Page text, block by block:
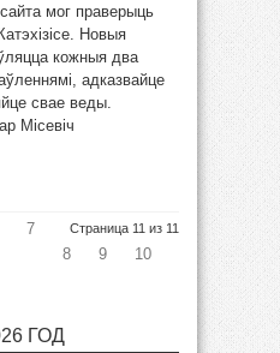
мог праверыць
Новыя
кожныя два
адказвайце
свае веды.
Місевіч
Страница 11 из 11
7
8
9
10
ГОД